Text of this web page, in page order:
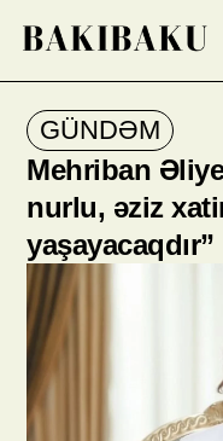
GÜNDƏM
Mehriban
nurlu, əziz
yaşayacaqdır”